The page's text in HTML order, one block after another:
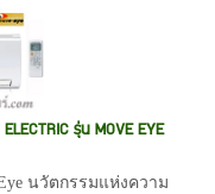
รุ่น MOVE EYE
นวัตกรรมแห่งความ